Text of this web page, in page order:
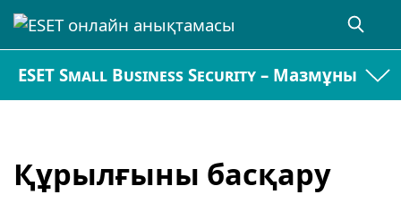
ESET Small Business Security – Мазмұны
Құрылғыны басқару